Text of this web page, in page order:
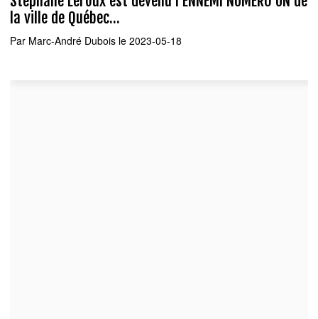
la ville de Québec...
Par Marc-André Dubois le 2023-05-18